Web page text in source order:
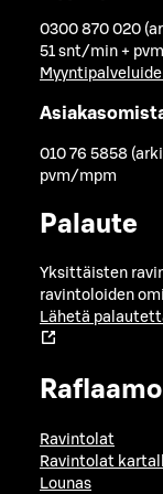
0300 870 020
51 snt/min +
010 76 5858
pvm/mpm
Palaute
Yksittäisten
ravintoloiden
Lähetä
Ravintolat
Ravintolat
Lounas